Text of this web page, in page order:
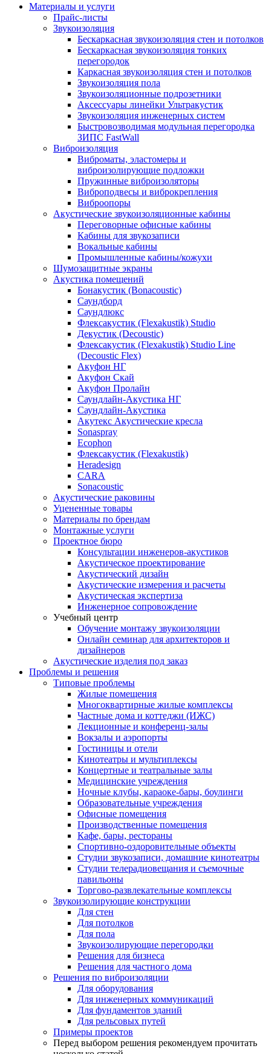
Материалы и услуги
Прайс-листы
Звукоизоляция
Бескаркасная звукоизоляция стен и потолков
Бескаркасная звукоизоляция тонких
перегородок
Каркасная звукоизоляция стен и потолков
Звукоизоляция пола
Звукоизоляционные подрозетники
Аксессуары линейки Ультракустик
Звукоизоляция инженерных систем
Быстровозводимая модульная перегородка
ЗИПС FastWall
Виброизоляция
Виброматы, эластомеры и
виброизолирующие подложки
Пружинные виброизоляторы
Виброподвесы и виброкрепления
Виброопоры
Акустические звукоизоляционные кабины
Переговорные офисные кабины
Кабины для звукозаписи
Вокальные кабины
Промышленные кабины/кожухи
Шумозащитные экраны
Акустика помещений
Бонакустик (Bonacoustic)
Саундборд
Саундлюкс
Флексакустик (Flexakustik) Studio
Декустик (Decoustic)
Флексакустик (Flexakustik) Studio Line
(Decoustic Flex)
Акуфон НГ
Акуфон Скай
Акуфон Пролайн
Саундлайн-Акустика НГ
Саундлайн-Акустика
Акутекс Акустические кресла
Sonaspray
Ecophon
Флексакустик (Flexakustik)
Heradesign
CARA
Sonacoustic
Акустические раковины
Уцененные товары
Материалы по брендам
Монтажные услуги
Проектное бюро
Консультации инженеров-акустиков
Акустическое проектирование
Акустический дизайн
Акустические измерения и расчеты
Акустическая экспертиза
Инженерное сопровождение
Учебный центр
Обучение монтажу звукоизоляции
Онлайн семинар для архитекторов и
дизайнеров
Акустические изделия под заказ
Проблемы и решения
Типовые проблемы
Жилые помещения
Многоквартирные жилые комплексы
Частные дома и коттеджи (ИЖС)
Лекционные и конференц-залы
Вокзалы и аэропорты
Гостиницы и отели
Кинотеатры и мультиплексы
Концертные и театральные залы
Медицинские учреждения
Ночные клубы, караоке-бары, боулинги
Образовательные учреждения
Офисные помещения
Производственные помещения
Кафе, бары, рестораны
Спортивно-оздоровительные объекты
Студии звукозаписи, домашние кинотеатры
Студии телерадиовещания и съемочные
павильоны
Торгово-развлекательные комплексы
Звукоизолирующие конструкции
Для стен
Для потолков
Для пола
Звукоизолирующие перегородки
Решения для бизнеса
Решения для частного дома
Решения по виброизоляции
Для оборудования
Для инженерных коммуникаций
Для фундаментов зданий
Для рельсовых путей
Примеры проектов
Перед выбором решения рекомендуем прочитать